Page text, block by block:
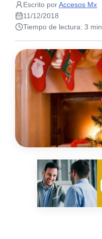
Escrito porAccesos Mx
11/12/2018
Tiempo de lectura: 3 min